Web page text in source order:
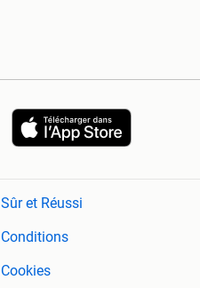
Sûr et Réussi
Conditions
Cookies